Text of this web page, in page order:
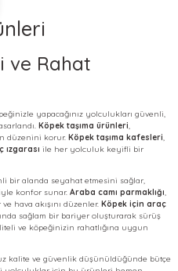
ve Rahat
yapacağınız yolculukları güvenli,
Köpek taşıma ürünleri
düzenini korur. Köpek taşıma kafesleri
ile her yolculuk keyifli bir
bir alanda seyahat etmesini sağlar,
konfor sunar. Araba camı parmaklığı
hava akışını düzenler. Köpek için araç
sağlam bir bariyer oluşturarak sürüş
ve köpeğinizin rahatlığına uygun
kalite ve güvenlik düşünüldüğünde bütçe